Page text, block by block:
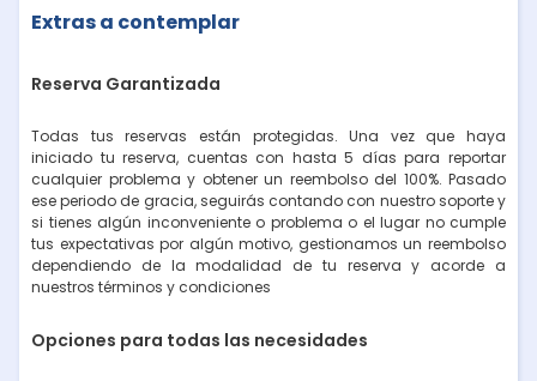
Extras a contemplar
Reserva Garantizada
Todas tus reservas están protegidas. Una vez que haya
iniciado tu reserva, cuentas con hasta 5 días para reportar
cualquier problema y obtener un reembolso del 100%. Pasado
ese periodo de gracia, seguirás contando con nuestro soporte y
si tienes algún inconveniente o problema o el lugar no cumple
tus expectativas por algún motivo, gestionamos un reembolso
dependiendo de la modalidad de tu reserva y acorde a
nuestros términos y condiciones
Opciones para todas las necesidades